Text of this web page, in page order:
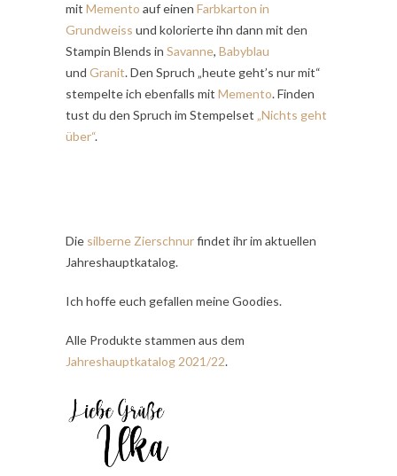
mit Memento auf einen Farbkarton in
Grundweiss und kolorierte ihn dann mit den
Stampin Blends in Savanne, Babyblau
und Granit. Den Spruch „heute geht’s nur mit“
stempelte ich ebenfalls mit Memento. Finden
tust du den Spruch im Stempelset „Nichts geht
über“.
Die silberne Zierschnurfindet ihr im aktuellen
Jahreshauptkatalog.
Ich hoffe euch gefallen meine Goodies.
Alle Produkte stammen aus dem
Jahreshauptkatalog 2021/22.